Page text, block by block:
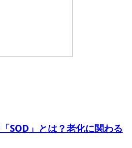
SOD」とは？老化に関わる